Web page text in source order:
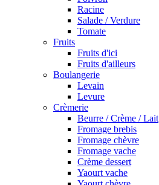
Racine
Salade / Verdure
Tomate
Fruits
Fruits d'ici
Fruits d'ailleurs
Boulangerie
Levain
Levure
Crèmerie
Beurre / Crème / Lait
Fromage brebis
Fromage chèvre
Fromage vache
Crème dessert
Yaourt vache